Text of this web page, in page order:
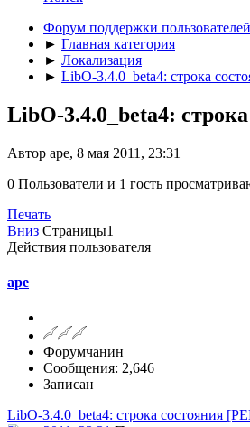
Форум поддержки
► Главная категория
► Локализация
► LibO-3.4.0_beta4: строка
LibO-3.4.0_beta4:
Автор ape, 8 мая 2011, 23:31
0 Пользователи и 1 гость
Печать
Вниз Страницы1
Действия пользователя
ape
Форумчанин
Сообщения: 2,646
Записан
LibO-3.4.0_beta4: строка состояния